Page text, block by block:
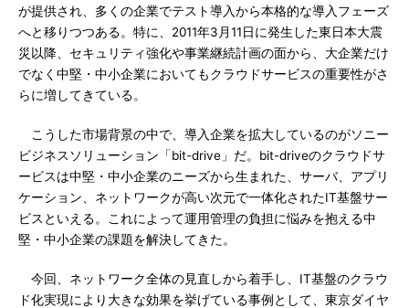
が提供され、多くの企業でテスト導入から本格的な導入フェーズ
へと移りつつある。特に、2011年3月11日に発生した東日本大震
災以降、セキュリティ強化や事業継続計画の面から、大企業だけ
でなく中堅・中小企業においてもクラウドサービスの重要性がさ
らに増してきている。
こうした市場背景の中で、導入企業を拡大しているのがソニー
ビジネスソリューション「bit-drive」だ。bit-driveのクラウドサ
ービスは中堅・中小企業のニーズから生まれた、サーバ、アプリ
ケーション、ネットワークが高い次元で一体化されたIT基盤サー
ビスといえる。これによって運用管理の負担に悩みを抱える中
堅・中小企業の課題を解決してきた。
今回、ネットワーク全体の見直しから着手し、IT基盤のクラウ
ド化実現により大きな効果を挙げている事例として、東京ダイヤ